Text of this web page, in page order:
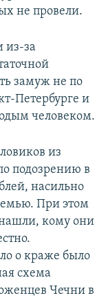
не провели.
из-за
замуж не по
Петербурге и
человеком.
из
подозрению в
насильно
При этом
кому они
о краже было
схема
Чечни в